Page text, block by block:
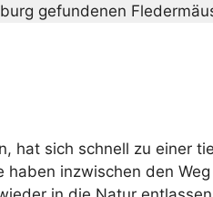
gefundenen
hat sich schnell zu einer
inzwischen den